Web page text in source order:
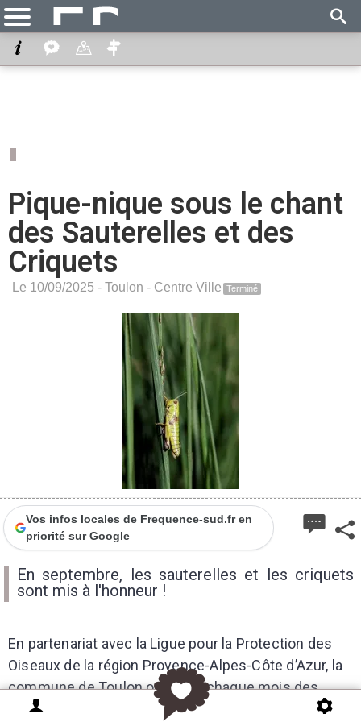
Pique-nique sous le chant
des Sauterelles et des
Criquets
Le 10/09/2025 - Toulon - Centre Ville Terminé
Vos infos locales de Frequence-sud.fr en
priorité sur Google
En septembre, les sauterelles et les criquets
sont mis à l'honneur !
En partenariat avec la Ligue pour la Protection des
Oiseaux de la région Provence-Alpes-Côte d’Azur, la
commune de Toulon organise chaque mois des
sorties nature pour explorer la biodiversité locale.